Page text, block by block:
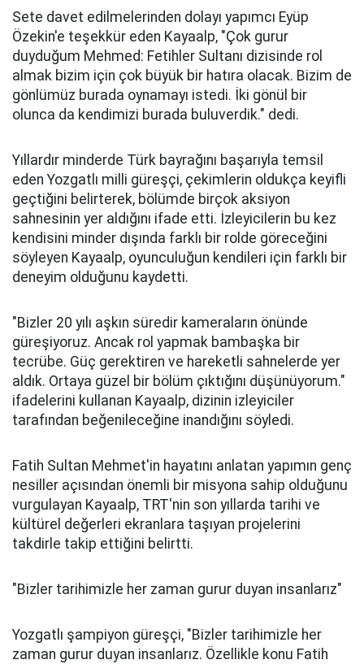
Sete davet edilmelerinden dolayı yapımcı Eyüp
Özekin'e teşekkür eden Kayaalp, "Çok gurur
duyduğum Mehmed: Fetihler Sultanı dizisinde rol
almak bizim için çok büyük bir hatıra olacak. Bizim de
gönlümüz burada oynamayı istedi. İki gönül bir
olunca da kendimizi burada buluverdik." dedi.
Yıllardır minderde Türk bayrağını başarıyla temsil
eden Yozgatlı milli güreşçi, çekimlerin oldukça keyifli
geçtiğini belirterek, bölümde birçok aksiyon
sahnesinin yer aldığını ifade etti. İzleyicilerin bu kez
kendisini minder dışında farklı bir rolde göreceğini
söyleyen Kayaalp, oyunculuğun kendileri için farklı bir
deneyim olduğunu kaydetti.
"Bizler 20 yılı aşkın süredir kameraların önünde
güreşiyoruz. Ancak rol yapmak bambaşka bir
tecrübe. Güç gerektiren ve hareketli sahnelerde yer
aldık. Ortaya güzel bir bölüm çıktığını düşünüyorum."
ifadelerini kullanan Kayaalp, dizinin izleyiciler
tarafından beğenileceğine inandığını söyledi.
Fatih Sultan Mehmet'in hayatını anlatan yapımın genç
nesiller açısından önemli bir misyona sahip olduğunu
vurgulayan Kayaalp, TRT'nin son yıllarda tarihi ve
kültürel değerleri ekranlara taşıyan projelerini
takdirle takip ettiğini belirtti.
"Bizler tarihimizle her zaman gurur duyan insanlarız"
Yozgatlı şampiyon güreşçi, "Bizler tarihimizle her
zaman gurur duyan insanlarız. Özellikle konu Fatih